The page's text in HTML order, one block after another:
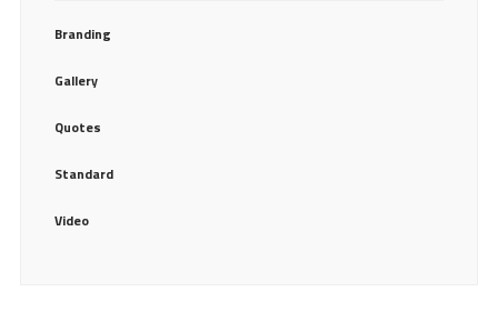
Branding
Gallery
Quotes
Standard
Video